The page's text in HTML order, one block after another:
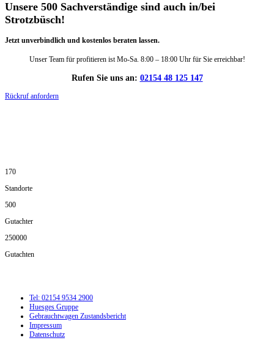
Unsere 500 Sachverständige sind auch in/bei
Strotzbüsch!
Jetzt unverbindlich und kostenlos beraten lassen.
Unser Team für profitieren ist Mo-Sa. 8:00 – 18:00 Uhr für Sie erreichbar!
Rufen Sie uns an: 02154 48 125 147
Rückruf anfordern
170
Standorte
500
Gutachter
250000
Gutachten
Tel: 02154 9534 2900
Huesges Gruppe
Gebrauchtwagen Zustandsbericht
Impressum
Datenschutz